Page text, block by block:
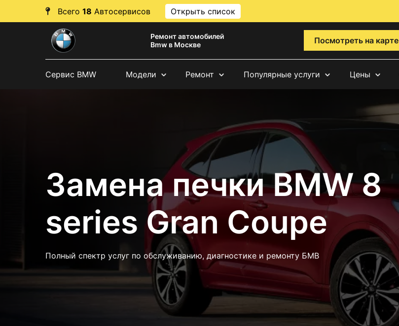
Всего 18 Автосервисов Открыть список
Ремонт автомобилей
Bmw в Москве
Посмотреть на карте
Сервис BMW Модели Ремонт Популярные услуги Цены
Замена печки BMW 8
series Gran Coupe
Полный спектр услуг по обслуживанию, диагностике и ремонту БМВ